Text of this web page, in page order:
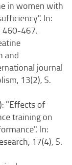
in women with
In:
460-467.
and
journal
13(2), S.
"Effects of
training on
In:
17(4), S.